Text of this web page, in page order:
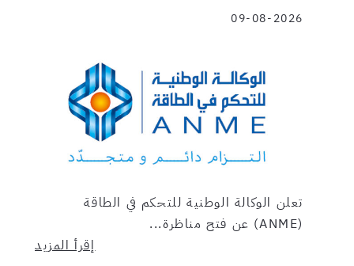
09-08-2026
تعلن الوكالة الوطنية للتحكم في الطاقة
(ANME) عن فتح مناظرة...
إقرأ المزيد